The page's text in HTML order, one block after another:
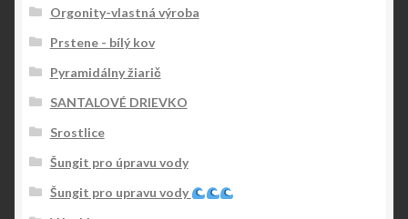
Orgonity-vlastná výroba
Prstene - bílý kov
Pyramidálny žiarič
SANTALOVÉ DRIEVKO
Srostlice
Šungit pro úpravu vody
Šungit pro upravu vody